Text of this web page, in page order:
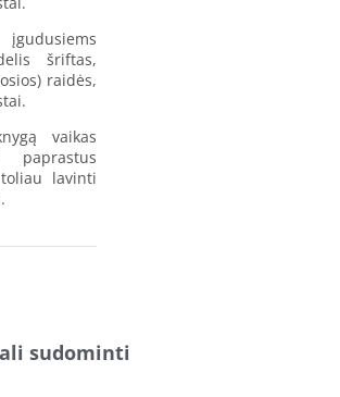
šriftas,
raidės,
vaikas
lavinti
sudominti